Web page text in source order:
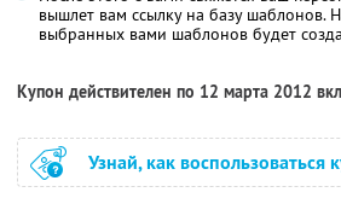
вышлет вам ссылку на базу шаблонов.
выбранных вами шаблонов будет
Купон действителен по 12 марта 2012
Узнай, как воспользоваться